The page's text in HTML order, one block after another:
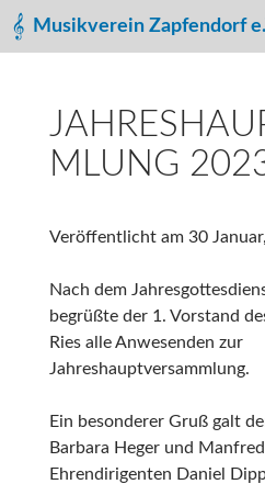
Musikverein Zapfendorf
Suchen
ZUM
MLUNG
Veröffentlicht am 30
Nach dem
begrüßte der 1. Vorstand
Ries alle Anwesenden zur
Jahreshauptversammlung.
Ein besonderer Gruß galt
Barbara Heger und
Ehrendirigenten Daniel